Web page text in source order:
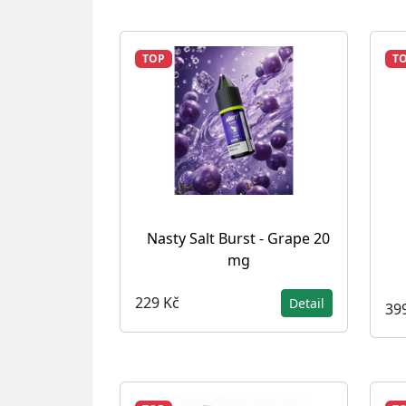
TOP
Nasty Salt Burst - Grape 20
mg
229 Kč Detail